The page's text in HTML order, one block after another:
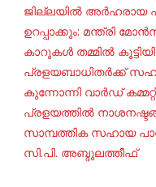
ജില്ലയില്‍ അര്‍ഹരായ
ഉറപ്പാക്കും: മന്ത്രി
കാറുകൾ തമ്മിൽ
പ്രളയബാധിതർക്ക്
കുന്നോന്നി വാർഡ്
പ്രളയത്തിൽ
സാമ്പത്തിക സഹായ
സി.പി. അബ്ദുലത്തീഫ്